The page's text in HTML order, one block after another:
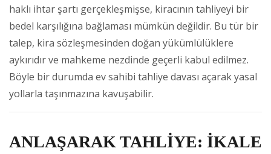
haklı ihtar şartı gerçekleşmişse, kiracının tahliyeyi bir
bedel karşılığına bağlaması mümkün değildir. Bu tür bir
talep, kira sözleşmesinden doğan yükümlülüklere
aykırıdır ve mahkeme nezdinde geçerli kabul edilmez.
Böyle bir durumda ev sahibi tahliye davası açarak yasal
yollarla taşınmazına kavuşabilir.
ANLAŞARAK TAHLİYE: İKALE